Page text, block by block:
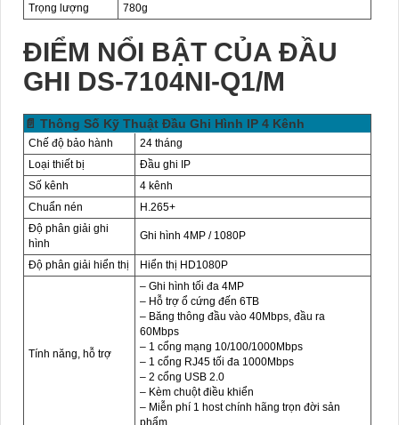
Trọng lượng
780g
ĐIỂM NỔI BẬT CỦA ĐẦU
GHI DS-7104NI-Q1/M
📄 Thông Số Kỹ Thuật Đầu Ghi Hình IP 4 Kênh
Chế độ bảo hành
24 tháng
Loại thiết bị
Đầu ghi IP
Số kênh
4 kênh
Chuẩn nén
H.265+
Độ phân giải ghi
hình
Ghi hình 4MP / 1080P
Độ phân giải hiển thị Hiển thị HD1080P
Tính năng, hỗ trợ
– Ghi hình tối đa 4MP
– Hỗ trợ ổ cứng đến 6TB
– Băng thông đầu vào 40Mbps, đầu ra
60Mbps
– 1 cổng mạng 10/100/1000Mbps
– 1 cổng RJ45 tối đa 1000Mbps
– 2 cổng USB 2.0
– Kèm chuột điều khiển
– Miễn phí 1 host chính hãng trọn đời sản
phẩm